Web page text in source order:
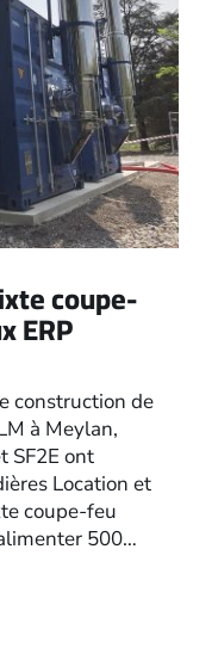
coupe-
ERP
construction de
à Meylan,
SF2E ont
Location et
coupe-feu
500…